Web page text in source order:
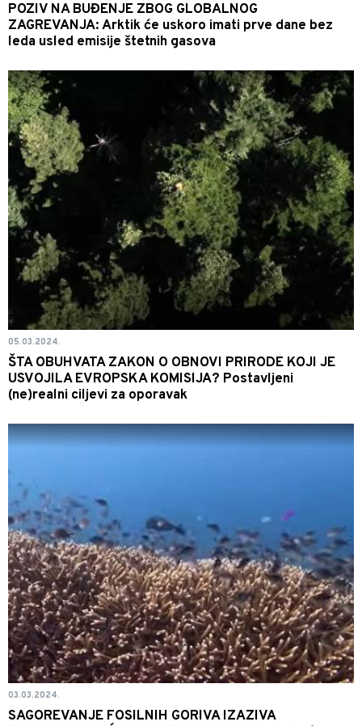
POZIV NA BUĐENJE ZBOG GLOBALNOG
ZAGREVANJA: Arktik će uskoro imati prve dane bez
leda usled emisije štetnih gasova
05.03.2024.
ŠTA OBUHVATA ZAKON O OBNOVI PRIRODE KOJI JE
USVOJILA EVROPSKA KOMISIJA? Postavljeni
(ne)realni ciljevi za oporavak
03.03.2024.
SAGOREVANJE FOSILNIH GORIVA IZAZIVA